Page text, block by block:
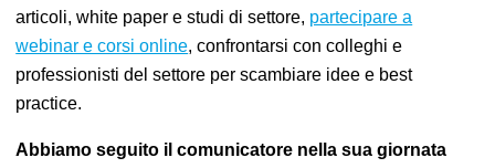
articoli, white paper e studi di settore, partecipare a
webinar e corsi online, confrontarsi con colleghi e
professionisti del settore per scambiare idee e best
practice.
Abbiamo seguito il comunicatore nella sua giornata